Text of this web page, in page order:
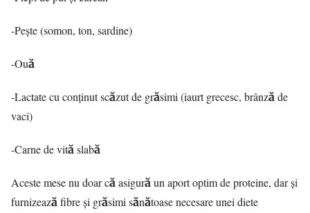
-Pește (somon, ton, sardine)
-Ouă
-Lactate cu conținut scăzut de grăsimi (iaurt grecesc, brânză de
vaci)
-Carne de vită slabă
Aceste mese nu doar că asigură un aport optim de proteine, dar și
furnizează fibre și grăsimi sănătoase necesare unei diete